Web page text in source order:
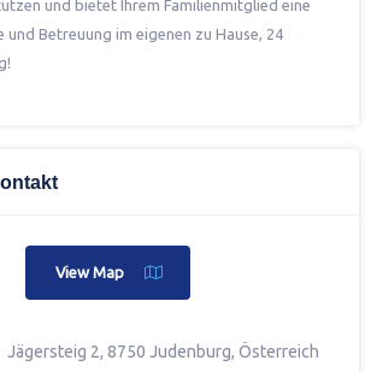
und bietet Ihrem Familienmitglied eine
Betreuung im eigenen zu Hause, 24
View Map
Jägersteig 2, 8750 Judenburg, Österreich